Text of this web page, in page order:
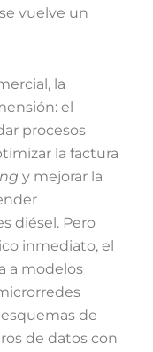
vuelve un
la
el
procesos
la factura
y mejorar la
diésel. Pero
inmediato, el
a modelos
de
de datos con